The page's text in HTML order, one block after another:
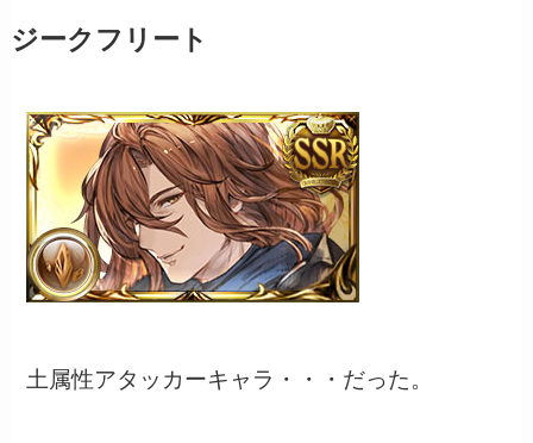
ジークフリート
土属性アタッカーキャラ・・・だった。